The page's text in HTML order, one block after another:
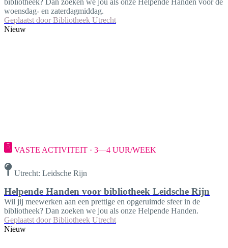
bibliotheek? Dan zoeken we jou als onze Helpende Handen voor de
woensdag- en zaterdagmiddag.
Geplaatst door Bibliotheek Utrecht
Nieuw
VASTE ACTIVITEIT · 3—4 UUR/WEEK
Utrecht: Leidsche Rijn
Helpende Handen voor bibliotheek Leidsche Rijn
Wil jij meewerken aan een prettige en opgeruimde sfeer in de
bibliotheek? Dan zoeken we jou als onze Helpende Handen.
Geplaatst door Bibliotheek Utrecht
Nieuw